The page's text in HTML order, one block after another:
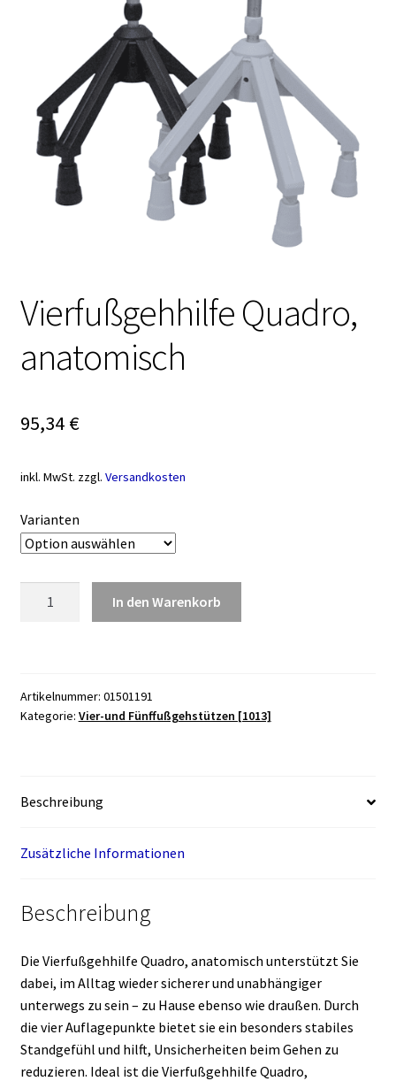
Vierfußgehhilfe Quadro,
anatomisch
95,34 €
inkl. MwSt. zzgl. Versandkosten
Varianten
In den Warenkorb
Artikelnummer: 01501191
Kategorie: Vier-und Fünffußgehstützen [1013]
Beschreibung
Zusätzliche Informationen
Beschreibung
Die Vierfußgehhilfe Quadro, anatomisch unterstützt Sie
dabei, im Alltag wieder sicherer und unabhängiger
unterwegs zu sein – zu Hause ebenso wie draußen. Durch
die vier Auflagepunkte bietet sie ein besonders stabiles
Standgefühl und hilft, Unsicherheiten beim Gehen zu
reduzieren. Ideal ist die Vierfußgehhilfe Quadro,